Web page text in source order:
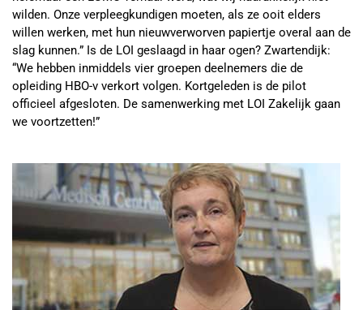
wilden. Onze verpleegkundigen moeten, als ze ooit elders
willen werken, met hun nieuwverworven papiertje overal aan de
slag kunnen.” Is de LOI geslaagd in haar ogen? Zwartendijk:
“We hebben inmiddels vier groepen deelnemers die de
opleiding HBO-v verkort volgen. Kortgeleden is de pilot
officieel afgesloten. De samenwerking met LOI Zakelijk gaan
we voortzetten!”